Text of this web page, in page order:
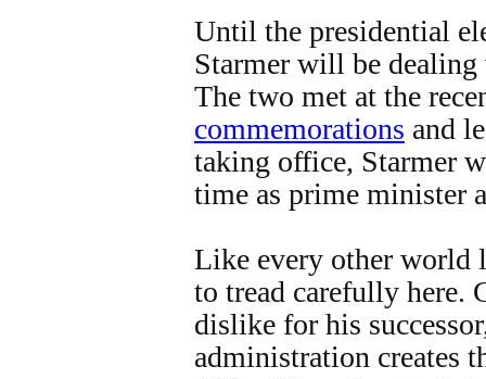
Until the presidential
Starmer will be
The two met at the
commemorations and
taking office, Starmer
time as prime minister
Like every other world
to tread carefully here.
dislike for his
administration creates